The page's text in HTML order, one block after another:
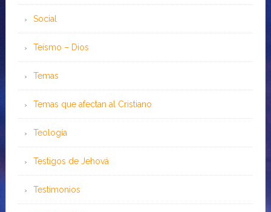
Social
Teísmo – Dios
Temas
Temas que afectan al Cristiano
Teología
Testigos de Jehová
Testimonios